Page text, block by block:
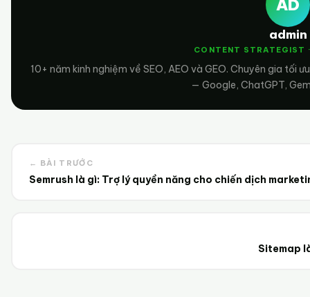
AD
admin
CONTENT STRATEGIST
10+ năm kinh nghiệm về SEO, AEO và GEO. Chuyên gia
— Google, ChatGPT,
← BÀI TRƯỚC
Semrush là gì: Trợ lý quyền năng cho chiến dịch
Sitemap